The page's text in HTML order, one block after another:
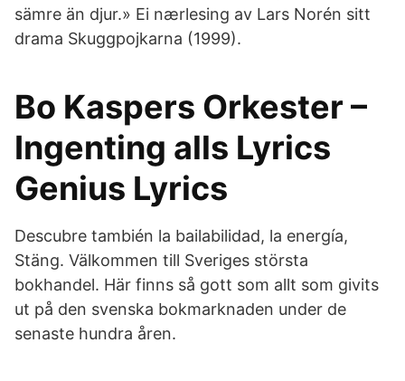
sämre än djur.» Ei nærlesing av Lars Norén sitt
drama Skuggpojkarna (1999).
Bo Kaspers Orkester –
Ingenting alls Lyrics
Genius Lyrics
Descubre también la bailabilidad, la energía,
Stäng. Välkommen till Sveriges största
bokhandel. Här finns så gott som allt som givits
ut på den svenska bokmarknaden under de
senaste hundra åren.